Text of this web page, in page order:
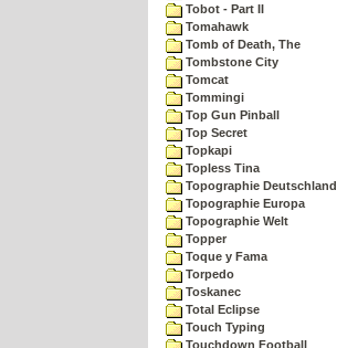
Tobot - Part II
Tomahawk
Tomb of Death, The
Tombstone City
Tomcat
Tommingi
Top Gun Pinball
Top Secret
Topkapi
Topless Tina
Topographie Deutschland
Topographie Europa
Topographie Welt
Topper
Toque y Fama
Torpedo
Toskanec
Total Eclipse
Touch Typing
Touchdown Football